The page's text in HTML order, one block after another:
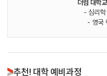
더럼 대학
- 심리
- 영국
추천! 대학 예비과정